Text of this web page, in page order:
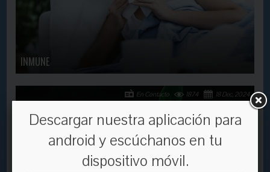
INMUNE
18 Dec, 2024
1874
En Contacto
Descargar nuestra aplicación para
android y escúchanos en tu
dispositivo móvil.